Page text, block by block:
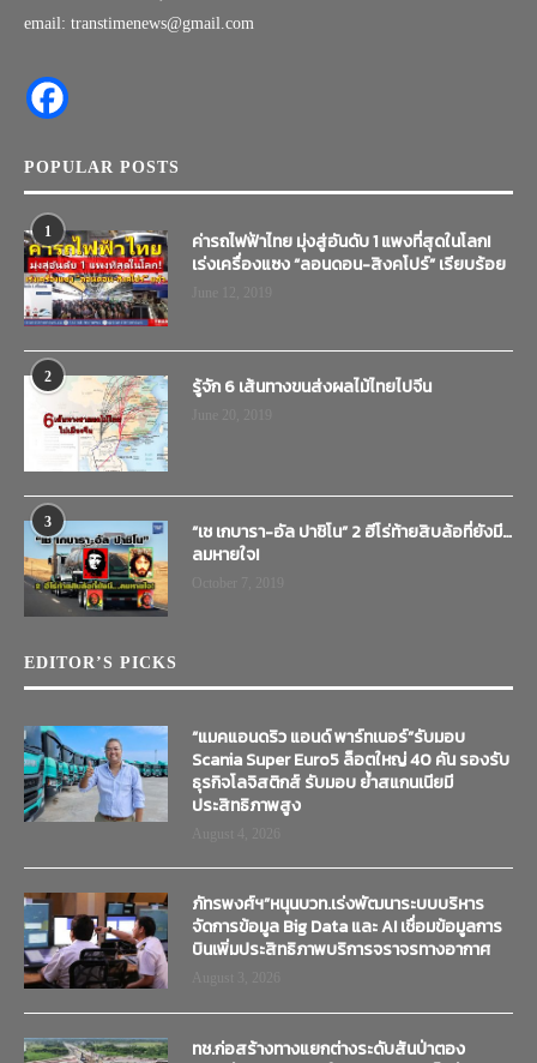
email: transtimenews@gmail.com
POPULAR POSTS
1
ค่ารถไฟฟ้าไทย มุ่งสู่อันดับ 1 แพงที่สุดในโลก!
เร่งเครื่องแซง “ลอนดอน-สิงคโปร์” เรียบร้อย
2 รู้จัก 6 เส้นทางขนส่งผลไม้ไทยไปจีน
3
“เช เกบารา-อัล ปาชิโน” 2 ฮีโร่ท้ายสิบล้อที่ยังมี…
ลมหายใจ!
EDITOR’S PICKS
“แมคแอนดริว แอนด์ พาร์ทเนอร์”รับมอบ
Scania Super Euro5 ล็อตใหญ่ 40 คัน รองรับ
ธุรกิจโลจิสติกส์ รับมอบ ย้ำสแกนเนียมี
ประสิทธิภาพสูง
ภัทรพงศ์ฯ”หนุนบวท.เร่งพัฒนาระบบบริหาร
จัดการข้อมูล Big Data และ AI เชื่อมข้อมูลการ
บินเพิ่มประสิทธิภาพบริการจราจรทางอากาศ
ทช.ก่อสร้างทางแยกต่างระดับสันป่าตอง